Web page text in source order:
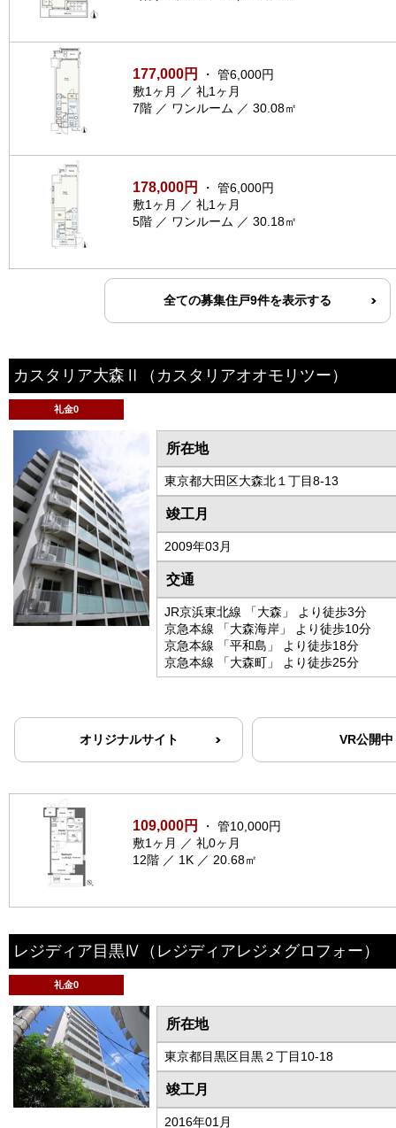
177,000円
・ 管6,000円
敷1ヶ月 ／ 礼1ヶ月
7階 ／ ワンルーム ／ 30.08㎡
178,000円
・ 管6,000円
敷1ヶ月 ／ 礼1ヶ月
5階 ／ ワンルーム ／ 30.18㎡
全ての募集住戸9件を表示する
カスタリア大森Ⅱ （カスタリアオオモリツー）
礼金0
所在地
東京都大田区大森北１丁目8-13
竣工月
2009年03月
交通
JR京浜東北線 「大森」 より徒歩3分
京急本線 「大森海岸」 より徒歩10分
京急本線 「平和島」 より徒歩18分
京急本線 「大森町」 より徒歩25分
オリジナルサイト VR公開中
109,000円
・ 管10,000円
敷1ヶ月 ／ 礼0ヶ月
12階 ／ 1K ／ 20.68㎡
レジディア目黒Ⅳ （レジディアレジメグロフォー）
礼金0
所在地
東京都目黒区目黒２丁目10-18
竣工月
2016年01月